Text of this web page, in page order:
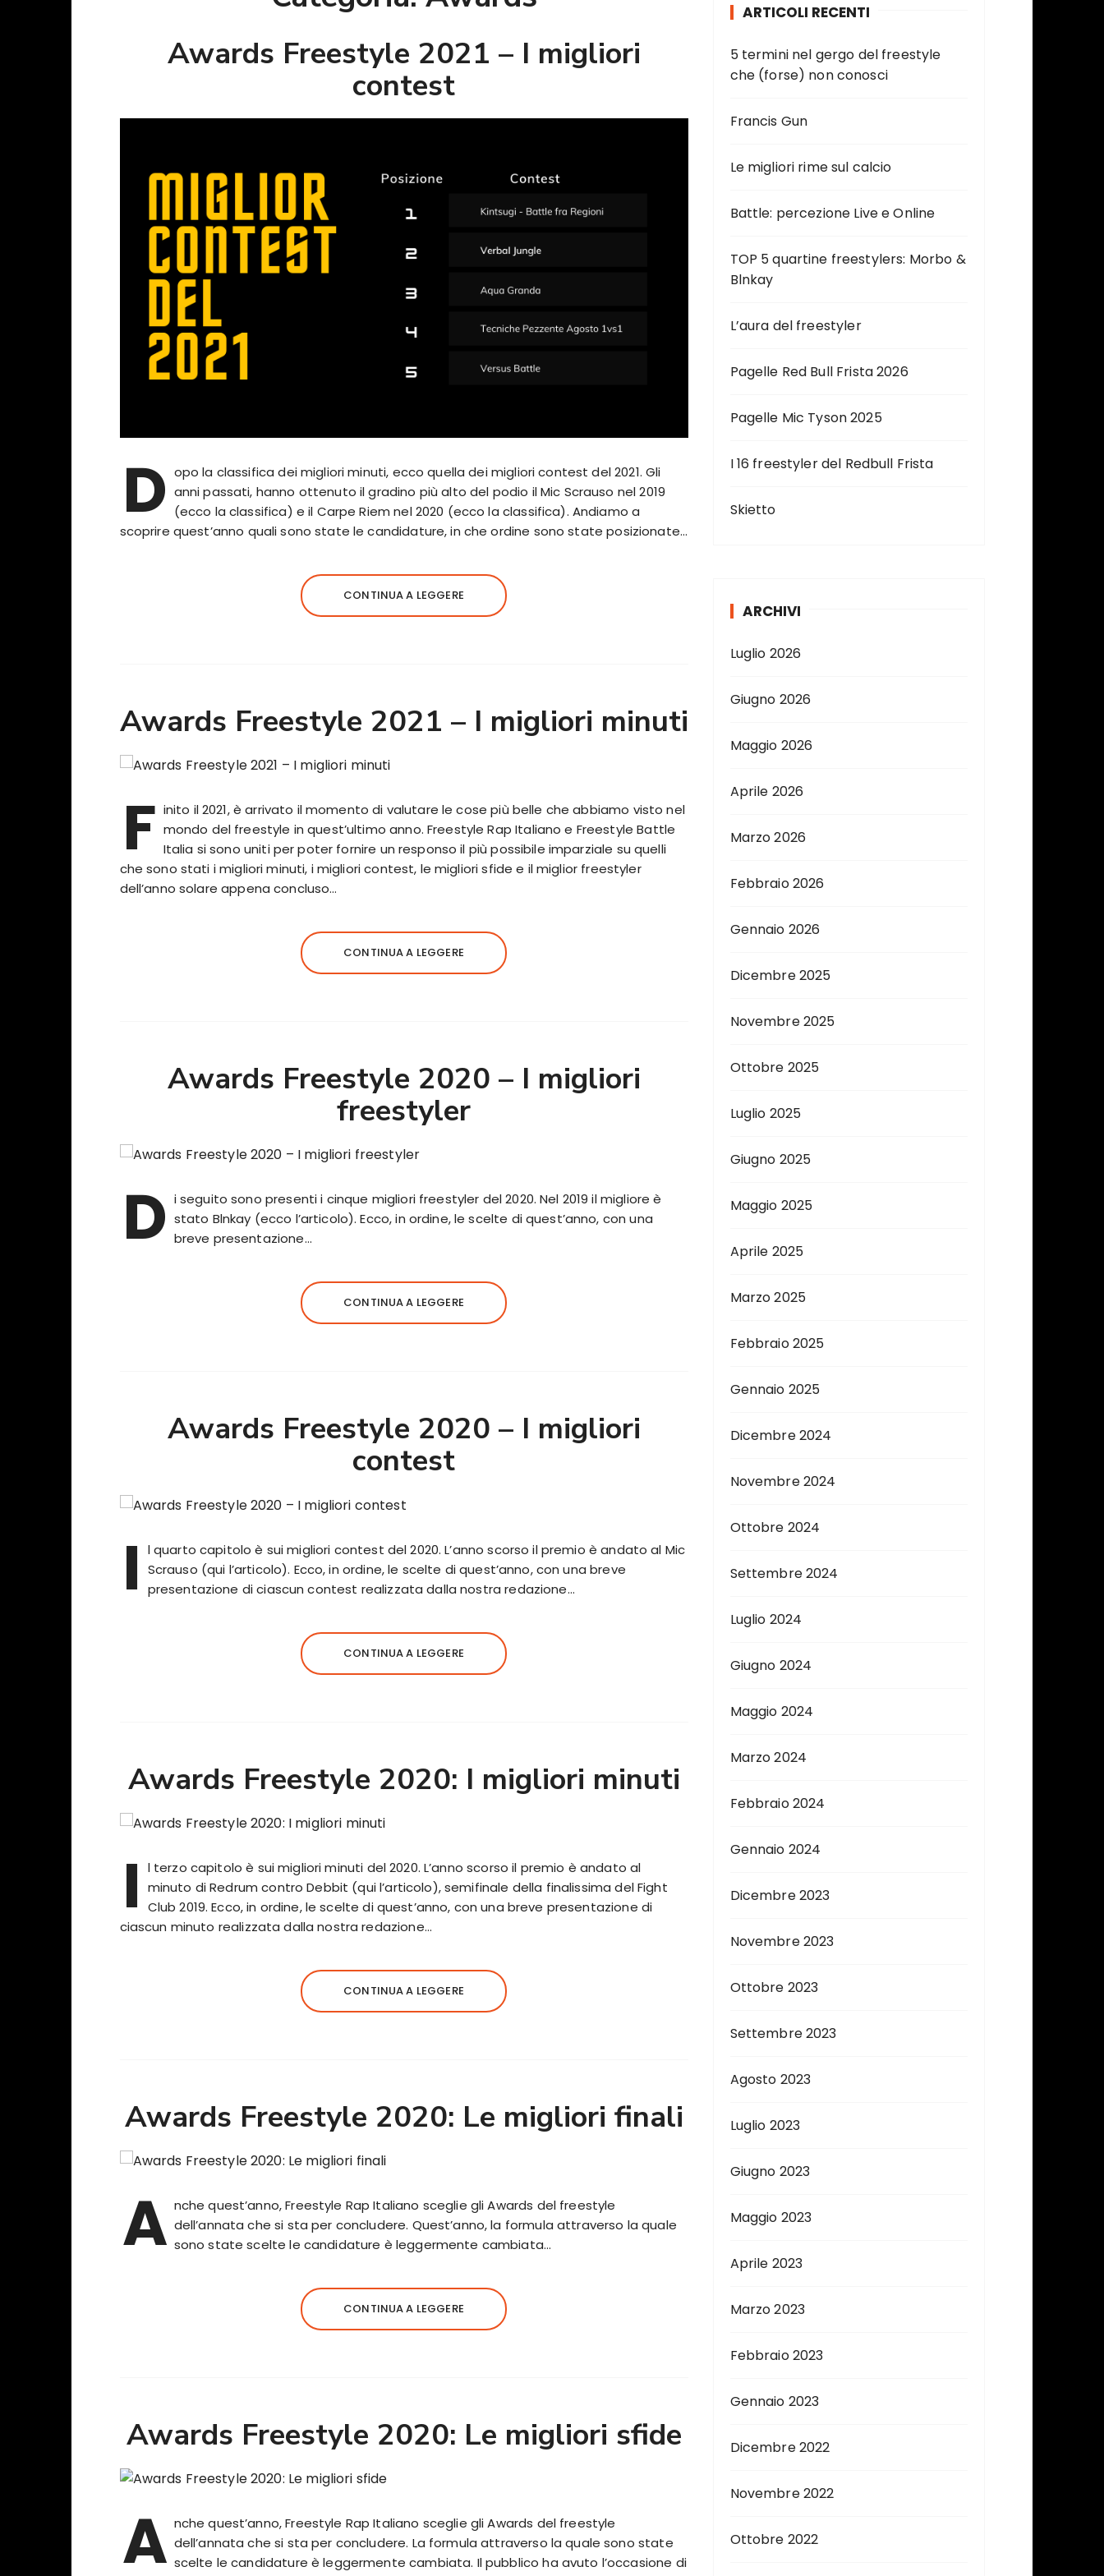
Awards Freestyle 2021 – I migliori
contest
D opo la classifica dei migliori minuti, ecco quella dei migliori contest del 2021. Gli
anni passati, hanno ottenuto il gradino più alto del podio il Mic Scrauso nel 2019
(ecco la classifica) e il Carpe Riem nel 2020 (ecco la classifica). Andiamo a
scoprire quest’anno quali sono state le candidature, in che ordine sono state posizionate…
CONTINUA A LEGGERE
Awards Freestyle 2021 – I migliori minuti
F inito il 2021, è arrivato il momento di valutare le cose più belle che abbiamo visto nel
mondo del freestyle in quest’ultimo anno. Freestyle Rap Italiano e Freestyle Battle
Italia si sono uniti per poter fornire un responso il più possibile imparziale su quelli
che sono stati i migliori minuti, i migliori contest, le migliori sfide e il miglior freestyler
dell’anno solare appena concluso…
CONTINUA A LEGGERE
Awards Freestyle 2020 – I migliori
freestyler
D i seguito sono presenti i cinque migliori freestyler del 2020. Nel 2019 il migliore è
stato Blnkay (ecco l’articolo). Ecco, in ordine, le scelte di quest’anno, con una
breve presentazione…
CONTINUA A LEGGERE
Awards Freestyle 2020 – I migliori
contest
I
l quarto capitolo è sui migliori contest del 2020. L’anno scorso il premio è andato al Mic
Scrauso (qui l’articolo). Ecco, in ordine, le scelte di quest’anno, con una breve
presentazione di ciascun contest realizzata dalla nostra redazione…
CONTINUA A LEGGERE
Awards Freestyle 2020: I migliori minuti
I
l terzo capitolo è sui migliori minuti del 2020. L’anno scorso il premio è andato al
minuto di Redrum contro Debbit (qui l’articolo), semifinale della finalissima del Fight
Club 2019. Ecco, in ordine, le scelte di quest’anno, con una breve presentazione di
ciascun minuto realizzata dalla nostra redazione…
CONTINUA A LEGGERE
Awards Freestyle 2020: Le migliori finali
A nche quest’anno, Freestyle Rap Italiano sceglie gli Awards del freestyle
dell’annata che si sta per concludere. Quest’anno, la formula attraverso la quale
sono state scelte le candidature è leggermente cambiata…
CONTINUA A LEGGERE
Awards Freestyle 2020: Le migliori sfide
A nche quest’anno, Freestyle Rap Italiano sceglie gli Awards del freestyle
dell’annata che si sta per concludere. La formula attraverso la quale sono state
scelte le candidature è leggermente cambiata. Il pubblico ha avuto l’occasione di
ARTICOLI RECENTI
5 termini nel gergo del freestyle
che (forse) non conosci
Francis Gun
Le migliori rime sul calcio
Battle: percezione Live e Online
TOP 5 quartine freestylers: Morbo &
Blnkay
L’aura del freestyler
Pagelle Red Bull Frista 2026
Pagelle Mic Tyson 2025
I 16 freestyler del Redbull Frista
Skietto
ARCHIVI
Luglio 2026
Giugno 2026
Maggio 2026
Aprile 2026
Marzo 2026
Febbraio 2026
Gennaio 2026
Dicembre 2025
Novembre 2025
Ottobre 2025
Luglio 2025
Giugno 2025
Maggio 2025
Aprile 2025
Marzo 2025
Febbraio 2025
Gennaio 2025
Dicembre 2024
Novembre 2024
Ottobre 2024
Settembre 2024
Luglio 2024
Giugno 2024
Maggio 2024
Marzo 2024
Febbraio 2024
Gennaio 2024
Dicembre 2023
Novembre 2023
Ottobre 2023
Settembre 2023
Agosto 2023
Luglio 2023
Giugno 2023
Maggio 2023
Aprile 2023
Marzo 2023
Febbraio 2023
Gennaio 2023
Dicembre 2022
Novembre 2022
Ottobre 2022